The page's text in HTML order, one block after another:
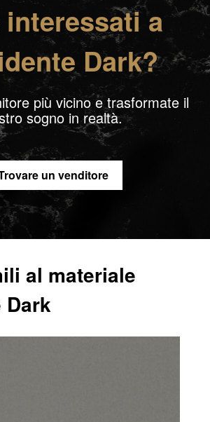
a
Dark?
più vicino e trasformate il
sogno in realtà.
un venditore
al materiale
Dark